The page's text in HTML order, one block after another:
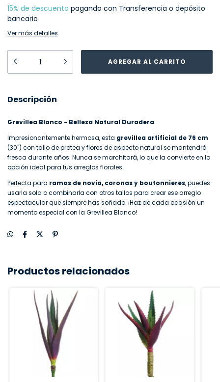
15% de descuento pagando con Transferencia o depósito
bancario
Ver más detalles
Descripción
Grevillea Blanco - Belleza Natural Duradera
Impresionantemente hermosa, esta grevillea artificial de 76 cm
(30") con tallo de protea y flores de aspecto natural se mantendrá
fresca durante años. Nunca se marchitará, lo que la convierte en la
opción ideal para tus arreglos florales.
Perfecta para ramos de novia, coronas y boutonnieres, puedes
usarla sola o combinarla con otros tallos para crear ese arreglo
espectacular que siempre has soñado. ¡Haz de cada ocasión un
momento especial con la Grevillea Blanco!
Productos relacionados